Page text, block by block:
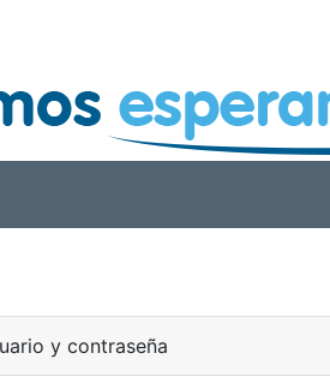
y contraseña